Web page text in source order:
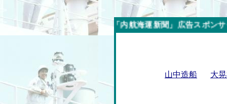
今週の「内航海運新聞」広告スポンサー企業
山中造船 大